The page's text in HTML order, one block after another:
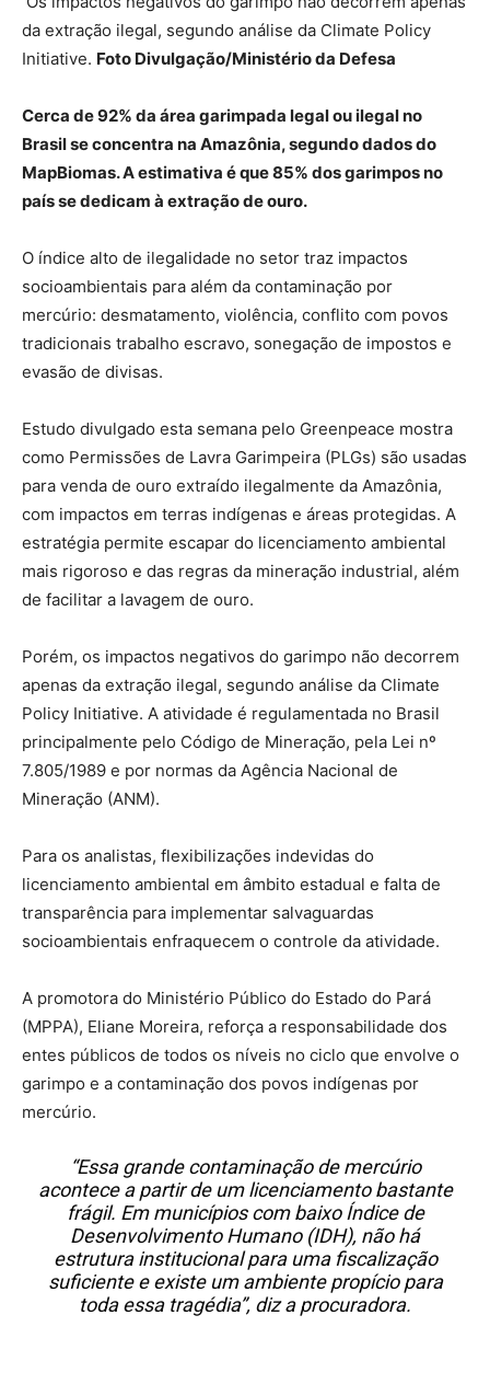
da extração ilegal, segundo análise da Climate Policy
Initiative. Foto Divulgação/Ministério da Defesa
Cerca de 92% da área garimpada legal ou ilegal no
Brasil se concentra na Amazônia, segundo dados do
MapBiomas. A estimativa é que 85% dos garimpos no
país se dedicam à extração de ouro.
O índice alto de ilegalidade no setor traz impactos
socioambientais para além da contaminação por
mercúrio: desmatamento, violência, conflito com povos
tradicionais trabalho escravo, sonegação de impostos e
evasão de divisas.
Estudo divulgado esta semana pelo Greenpeace mostra
como Permissões de Lavra Garimpeira (PLGs) são usadas
para venda de ouro extraído ilegalmente da Amazônia,
com impactos em terras indígenas e áreas protegidas. A
estratégia permite escapar do licenciamento ambiental
mais rigoroso e das regras da mineração industrial, além
de facilitar a lavagem de ouro.
Porém, os impactos negativos do garimpo não decorrem
apenas da extração ilegal, segundo análise da Climate
Policy Initiative. A atividade é regulamentada no Brasil
principalmente pelo Código de Mineração, pela Lei nº
7.805/1989 e por normas da Agência Nacional de
Mineração (ANM).
Para os analistas, flexibilizações indevidas do
licenciamento ambiental em âmbito estadual e falta de
transparência para implementar salvaguardas
socioambientais enfraquecem o controle da atividade.
A promotora do Ministério Público do Estado do Pará
(MPPA), Eliane Moreira, reforça a responsabilidade dos
entes públicos de todos os níveis no ciclo que envolve o
garimpo e a contaminação dos povos indígenas por
mercúrio.
“Essa grande contaminação de mercúrio
acontece a partir de um licenciamento bastante
frágil. Em municípios com baixo Índice de
Desenvolvimento Humano (IDH), não há
estrutura institucional para uma fiscalização
suficiente e existe um ambiente propício para
toda essa tragédia”, diz a procuradora.